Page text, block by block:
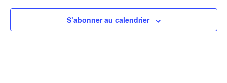
S’abonner au calendrier